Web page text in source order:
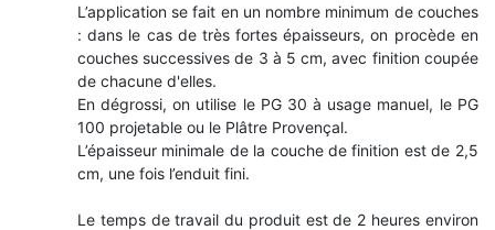
L’application se fait en un nombre minimum de couches
: dans le cas de très fortes épaisseurs, on procède en
couches successives de 3 à 5 cm, avec finition coupée
de chacune d'elles.
En dégrossi, on utilise le PG 30 à usage manuel, le PG
100 projetable ou le Plâtre Provençal.
L’épaisseur minimale de la couche de finition est de 2,5
cm, une fois l’enduit fini.
Le temps de travail du produit est de 2 heures environ